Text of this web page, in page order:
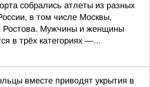
собрались атлеты из разных
в том числе Москвы,
Ростова. Мужчины и женщины
в трёх категориях —...
вместе приводят укрытия в